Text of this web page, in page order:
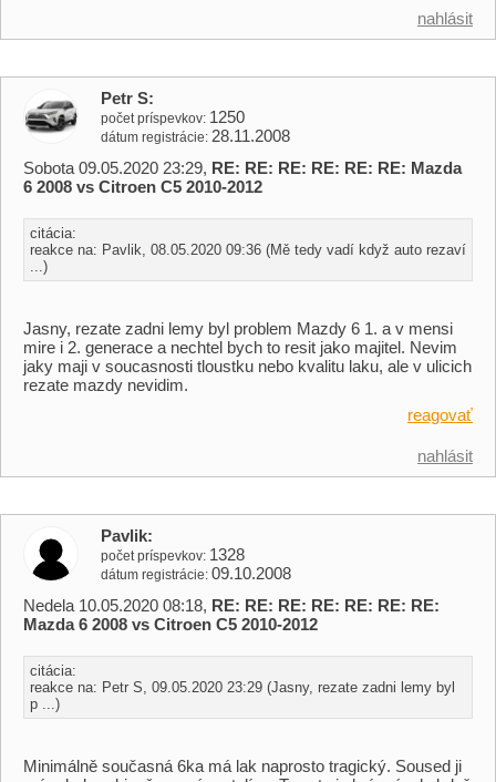
nahlásit
Petr S
počet príspevkov 1250
dátum registrácie 28.11.2008
Sobota 09.05.2020 23:29, RE: RE: RE: RE: RE: RE: Mazda
6 2008 vs Citroen C5 2010-2012
citácia:
reakce na: Pavlik, 08.05.2020 09:36 (Mě tedy vadí když auto rezaví
...)
Jasny, rezate zadni lemy byl problem Mazdy 6 1. a v mensi
mire i 2. generace a nechtel bych to resit jako majitel. Nevim
jaky maji v soucasnosti tloustku nebo kvalitu laku, ale v ulicich
rezate mazdy nevidim.
reagovať
nahlásit
Pavlik
počet príspevkov 1328
dátum registrácie 09.10.2008
Nedela 10.05.2020 08:18, RE: RE: RE: RE: RE: RE: RE:
Mazda 6 2008 vs Citroen C5 2010-2012
citácia:
reakce na: Petr S, 09.05.2020 23:29 (Jasny, rezate zadni lemy byl
p ...)
Minimálně současná 6ka má lak naprosto tragický. Soused ji